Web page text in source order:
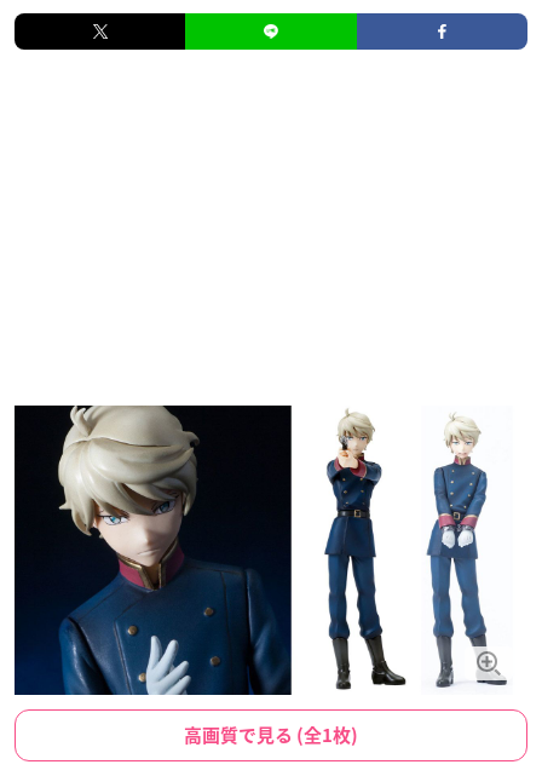
高画質で見る (全1枚)